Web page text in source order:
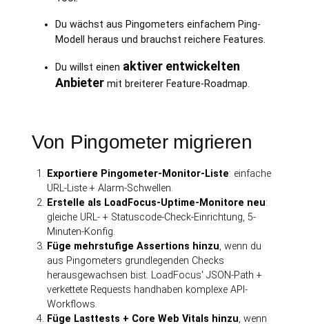
Du wächst aus Pingometers einfachem Ping-
Modell heraus und brauchst reichere Features.
Du willst einen aktiver entwickelten
Anbietermit breiterer Feature-Roadmap.
Von Pingometer migrieren
Exportiere Pingometer-Monitor-Liste: einfache
URL-Liste + Alarm-Schwellen.
Erstelle als LoadFocus-Uptime-Monitore neu:
gleiche URL- + Statuscode-Check-Einrichtung, 5-
Minuten-Konfig.
Füge mehrstufige Assertions hinzu, wenn du
aus Pingometers grundlegenden Checks
herausgewachsen bist. LoadFocus' JSON-Path +
verkettete Requests handhaben komplexe API-
Workflows.
Füge Lasttests + Core Web Vitals hinzu, wenn